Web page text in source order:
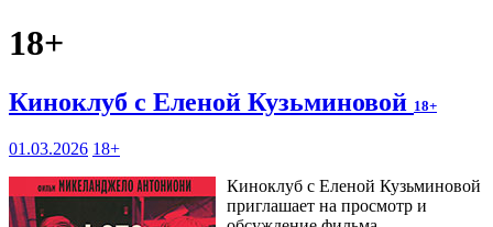
18+
Киноклуб с Еленой Кузьминовой 18+
01.03.2026 18+
Киноклуб с Еленой Кузьминовой
приглашает на просмотр и